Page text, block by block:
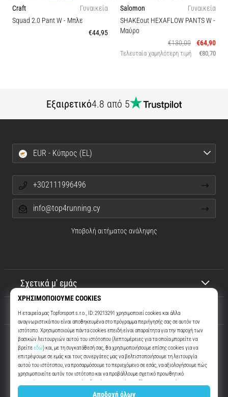
Craft
Γυναικεία
Squad 2.0 Pant W- Μπλε
€44,95
Salomon
Γυναικεία
SHAKEout HEXAFLOW PANTS W-
Μαύρο
€130,00
€64,90
Τελευταία χαμηλότερη τιμή €80,70
Εξαιρετικό4.8 από 5
Top4Running.cy
Περισσότερα από 16 χρόνια σας παρακινούμε να βγείτε έξω και να
τρέξετε. Πιο γρήγορα. Μαζί μας. Κάθε μέρα.
Σχετικά μ' εμάς
Εξυπηρέτηση πελατών
EUR - Κύπρος (EL)
+302111996496
info@top4running.cy
Υποβολή αιτήματος ανάληψης